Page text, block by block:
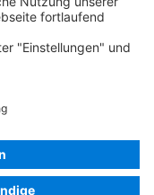
03.0 ID-Nr.: 219
AG